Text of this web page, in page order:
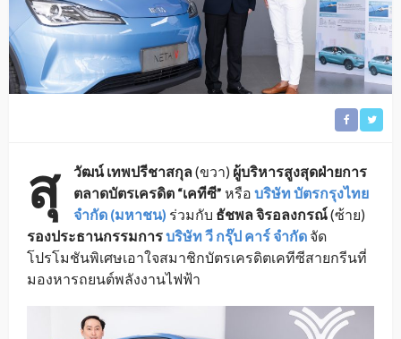
สุ วัฒน์ เทพปรีชาสกุล(ขวา) ผู้บริหารสูงสุดฝ่ายการ
ตลาดบัตรเครดิต “เคทีซี” หรือ บริษัท บัตรกรุงไทย
จำกัด (มหาชน) ร่วมกับ ธัชพล จิรอลงกรณ์(ซ้าย)
รองประธานกรรมการบริษัท วี กรุ๊ป คาร์ จำกัด จัด
โปรโมชันพิเศษเอาใจสมาชิกบัตรเครดิตเคทีซีสายกรีนที่
มองหารถยนต์พลังงานไฟฟ้า